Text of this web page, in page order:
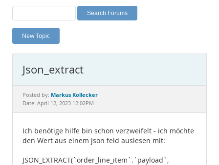
Labs
Planet MySQL
News and Events
MySQL.com
Downloads
Documentation
New Topic
Json_extract
Posted by: Markus Kollecker
Date: April 12, 2023 12:02PM
Ich benötige hilfe bin schon verzweifelt - ich möchte
den Wert aus einem json feld auslesen mit:
JSON_EXTRACT(`order_line_item`.`payload`,